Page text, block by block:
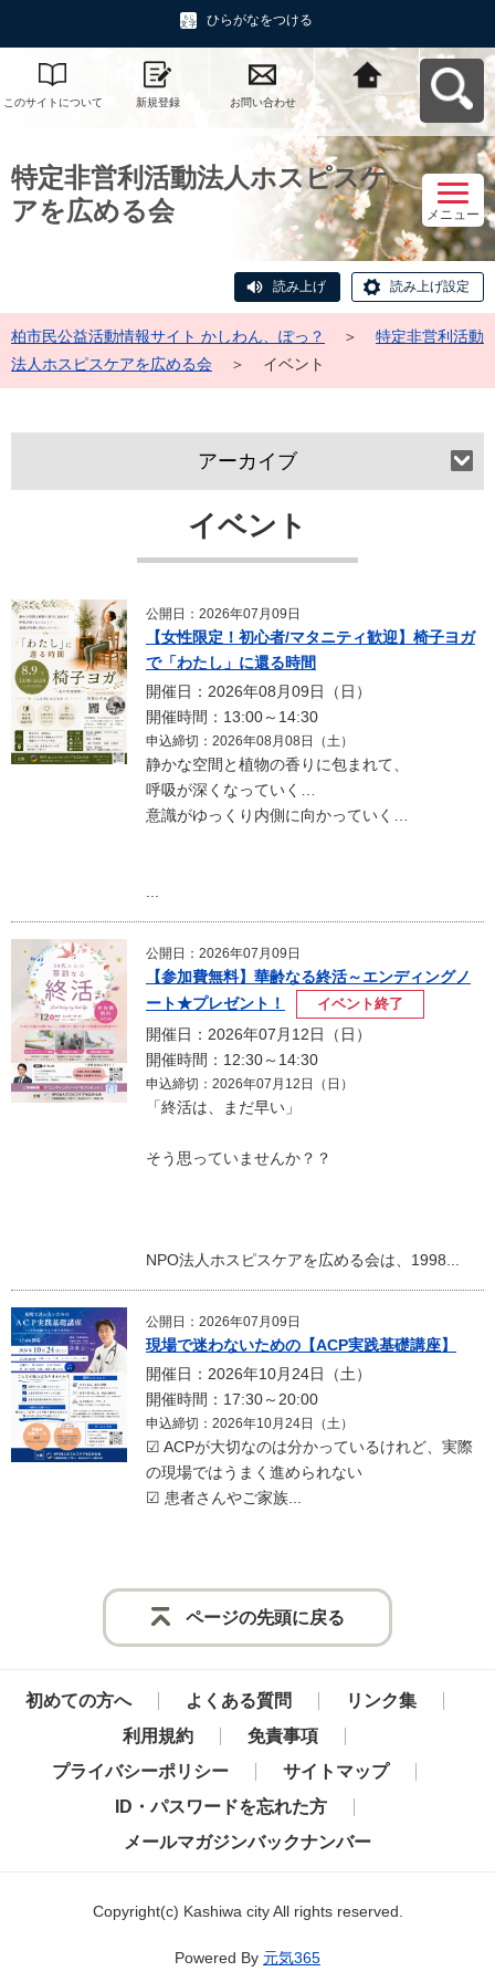
ひらがなをつける
このサイトについて 新規登録 お問い合わせ
柏市民公益活動情報
サイト かしわん、ぽ
っ？へ戻る
特定非営利活動法人ホスピスケ
アを広める会
メニュー
読み上げ 読み上げ設定
柏市民公益活動情報サイト かしわん、ぽっ？ ＞
特定非営利活動
法人ホスピスケアを広める会
＞ イベント
イベント
公開日：2026年07月09日
【女性限定！初心者/マタニティ歓迎】椅子ヨガ
で「わたし」に還る時間
開催日：2026年08月09日（日）
開催時間：13:00～14:30
申込締切：2026年08月08日（土）
静かな空間と植物の香りに包まれて、
呼吸が深くなっていく…
意識がゆっくり内側に向かっていく…
公開日：2026年07月09日
【参加費無料】華齢なる終活～エンディングノ
ート★プレゼント！
イベント終了
開催日：2026年07月12日（日）
開催時間：12:30～14:30
申込締切：2026年07月12日（日）
「終活は、まだ早い」
そう思っていませんか？？
NPO法人ホスピスケアを広める会は、1998...
公開日：2026年07月09日
現場で迷わないための【ACP実践基礎講座】
開催日：2026年10月24日（土）
開催時間：17:30～20:00
申込締切：2026年10月24日（土）
☑ ACPが大切なのは分かっているけれど、実際
の現場ではうまく進められない
☑ 患者さんやご家族...
アーカイブ
ページの先頭に戻る
初めての方へ よくある質問
リンク集
利用規約
免責事項
プライバシーポリシー
サイトマップ
ID・パスワードを忘れた方
メールマガジンバックナンバー
Copyright(c) Kashiwa city All rights reserved.
Powered By 元気365